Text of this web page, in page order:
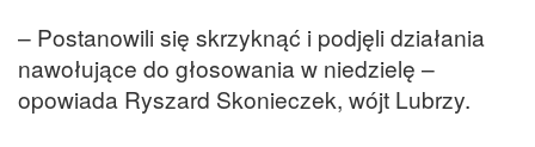
– Postanowili się skrzyknąć i podjęli działania
nawołujące do głosowania w niedzielę –
opowiada Ryszard Skonieczek, wójt Lubrzy.